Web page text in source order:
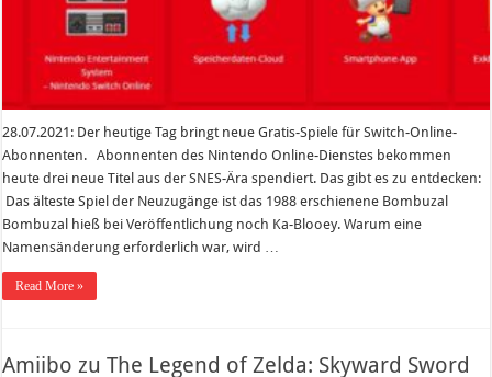
28.07.2021: Der heutige Tag bringt neue Gratis-Spiele für Switch-Online-
Abonnenten. Abonnenten des Nintendo Online-Dienstes bekommen
heute drei neue Titel aus der SNES-Ära spendiert. Das gibt es zu entdecken:
Das älteste Spiel der Neuzugänge ist das 1988 erschienene Bombuzal
Bombuzal hieß bei Veröffentlichung noch Ka-Blooey. Warum eine
Namensänderung erforderlich war, wird …
Read More »
Amiibo zu The Legend of Zelda: Skyward Sword